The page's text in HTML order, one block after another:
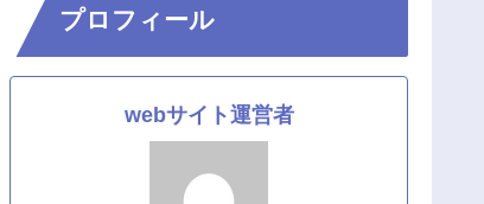
プロフィール
webサイト運営者